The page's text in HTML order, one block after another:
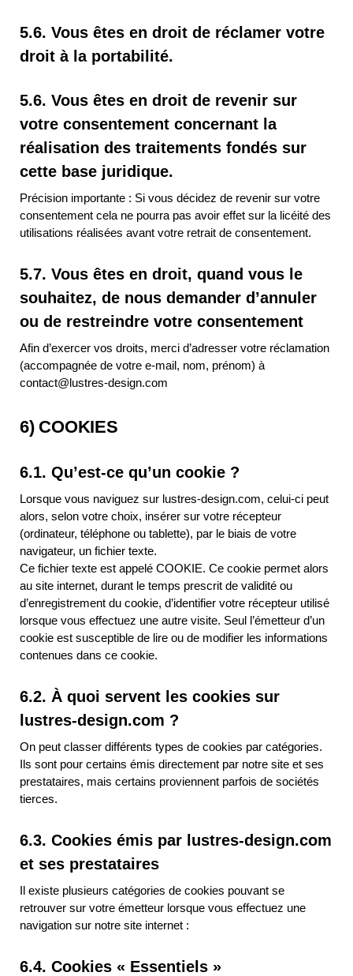
5.6. Vous êtes en droit de réclamer votre
droit à la portabilité.
5.6. Vous êtes en droit de revenir sur
votre consentement concernant la
réalisation des traitements fondés sur
cette base juridique.
Précision importante : Si vous décidez de revenir sur votre
consentement cela ne pourra pas avoir effet sur la licéité des
utilisations réalisées avant votre retrait de consentement.
5.7. Vous êtes en droit, quand vous le
souhaitez, de nous demander d’annuler
ou de restreindre votre consentement
Afin d’exercer vos droits, merci d’adresser votre réclamation
(accompagnée de votre e-mail, nom, prénom) à
contact@lustres-design.com
6) COOKIES
6.1. Qu’est-ce qu’un cookie ?
Lorsque vous naviguez sur lustres-design.com, celui-ci peut
alors, selon votre choix, insérer sur votre récepteur
(ordinateur, téléphone ou tablette), par le biais de votre
navigateur, un fichier texte.
Ce fichier texte est appelé COOKIE. Ce cookie permet alors
au site internet, durant le temps prescrit de validité ou
d’enregistrement du cookie, d’identifier votre récepteur utilisé
lorsque vous effectuez une autre visite. Seul l’émetteur d’un
cookie est susceptible de lire ou de modifier les informations
contenues dans ce cookie.
6.2. À quoi servent les cookies sur
lustres-design.com ?
On peut classer différents types de cookies par catégories.
Ils sont pour certains émis directement par notre site et ses
prestataires, mais certains proviennent parfois de sociétés
tierces.
6.3. Cookies émis par lustres-design.com
et ses prestataires
Il existe plusieurs catégories de cookies pouvant se
retrouver sur votre émetteur lorsque vous effectuez une
navigation sur notre site internet :
6.4. Cookies « Essentiels »